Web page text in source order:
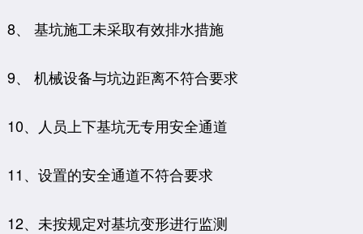
8、 基坑施工未采取有效排水措施
9、 机械设备与坑边距离不符合要求
10、人员上下基坑无专用安全通道
11、设置的安全通道不符合要求
12、未按规定对基坑变形进行监测